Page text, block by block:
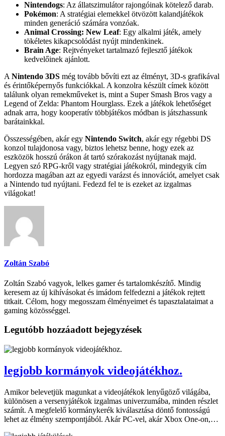
Nintendogs: Az állatszimulátor rajongóinak kötelező darab.
Pokémon: A stratégiai elemekkel ötvözött kalandjátékok
minden generáció számára vonzóak.
Animal Crossing: New Leaf: Egy alkalmi játék, amely
tökéletes kikapcsolódást nyújt mindenkinek.
Brain Age: Rejtvényeket tartalmazó fejlesztő játékok
kedvelőinek ajánlott.
A Nintendo 3DS még tovább bővíti ezt az élményt, 3D-s grafikával
és érintőképernyős funkciókkal. A konzolra készült címek között
találunk olyan remekműveket is, mint a Super Smash Bros vagy a
Legend of Zelda: Phantom Hourglass. Ezek a játékok lehetőséget
adnak arra, hogy kooperatív többjátékos módban is játszhassunk
barátainkkal.
Összességében, akár egy Nintendo Switch, akár egy régebbi DS
konzol tulajdonosa vagy, biztos lehetsz benne, hogy ezek az
eszközök hosszú órákon át tartó szórakozást nyújtanak majd.
Legyen szó RPG-kről vagy stratégiai játékokról, mindegyik cím
hordozza magában azt az egyedi varázst és innovációt, amelyet csak
a Nintendo tud nyújtani. Fedezd fel te is ezeket az izgalmas
világokat!
Zoltán Szabó
Zoltán Szabó vagyok, lelkes gamer és tartalomkészítő. Mindig
keresem az új kihívásokat és imádom felfedezni a játékok rejtett
titkait. Célom, hogy megosszam élményeimet és tapasztalataimat a
gaming közösséggel.
Legutóbb hozzáadott bejegyzések
legjobb kormányok videojátékhoz.
Amikor belevetjük magunkat a videojátékok lenyűgöző világába,
különösen a versenyjátékok izgalmas univerzumába, minden részlet
számít. A megfelelő kormánykerék kiválasztása döntő fontosságú
lehet az élmény szempontjából. Akár PC-vel, akár Xbox One-on,…